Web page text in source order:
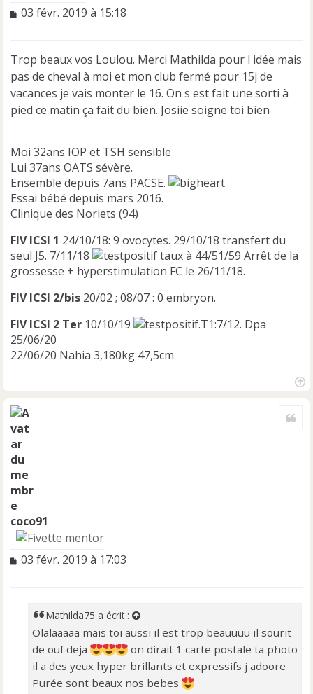
M
a
g
e
n
o
l
u
03 févr. 2019 à 15:18
Trop beaux vos Loulou. Merci Mathilda pour l idée mais
pas de cheval à moi et mon club fermé pour 15j de
vacances je vais monter le 16. On s est fait une sorti à
pied ce matin ça fait du bien. Josiie soigne toi bien
Moi 32ans IOP et TSH sensible
Lui 37ans OATS sévère.
Ensemble depuis 7ans PACSE.
Essai bébé depuis mars 2016.
Clinique des Noriets (94)
FIV ICSI 1 24/10/18: 9 ovocytes. 29/10/18 transfert du
seul J5. 7/11/18
taux à 44/51/59 Arrêt de la
grossesse + hyperstimulation FC le 26/11/18.
FIV ICSI 2/bis 20/02 ; 08/07 : 0 embryon.
FIV ICSI 2 Ter 10/10/19
.T1:7/12. Dpa
25/06/20
22/06/20 Nahia 3,180kg 47,5cm
coco91
M
03 févr. 2019 à 17:03
Mathilda75 a écrit :
Olalaaaaa mais toi aussi il est trop beauuuu il sourit
de ouf deja
on dirait 1 carte postale ta photo
il a des yeux hyper brillants et expressifs j adoore
Purée sont beaux nos bebes